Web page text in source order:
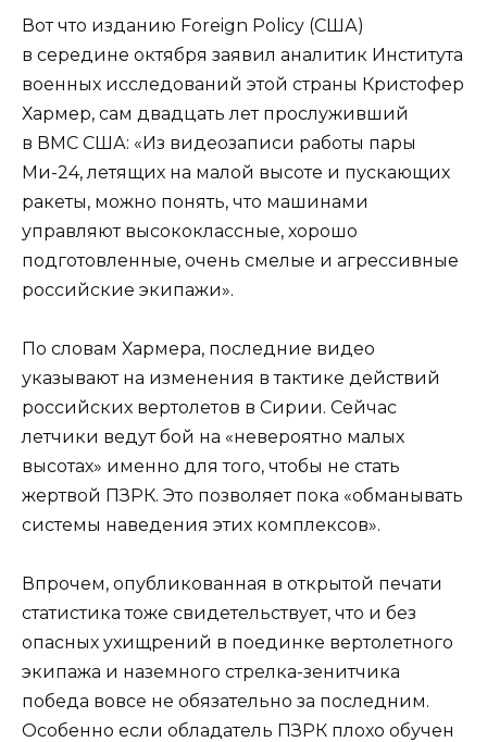
Вот что изданию Foreign Policy (США)
в середине октября заявил аналитик Института
военных исследований этой страны Кристофер
Хармер, сам двадцать лет прослуживший
в ВМС США: «Из видеозаписи работы пары
Ми-24, летящих на малой высоте и пускающих
ракеты, можно понять, что машинами
управляют высококлассные, хорошо
подготовленные, очень смелые и агрессивные
российские экипажи».
По словам Хармера, последние видео
указывают на изменения в тактике действий
российских вертолетов в Сирии. Сейчас
летчики ведут бой на «невероятно малых
высотах» именно для того, чтобы не стать
жертвой ПЗРК. Это позволяет пока «обманывать
системы наведения этих комплексов».
Впрочем, опубликованная в открытой печати
статистика тоже свидетельствует, что и без
опасных ухищрений в поединке вертолетного
экипажа и наземного стрелка-зенитчика
победа вовсе не обязательно за последним.
Особенно если обладатель ПЗРК плохо обучен